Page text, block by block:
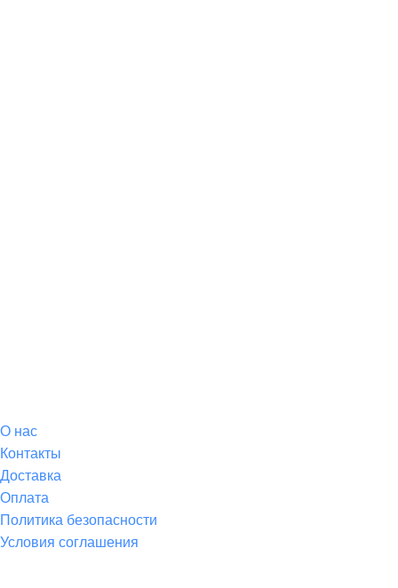
О нас
Контакты
Доставка
Оплата
Политика безопасности
Условия соглашения